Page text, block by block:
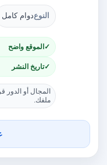
النوعدوام كامل
الموقع واضح
تاريخ النشر
المجال أو الدور
ملفك.